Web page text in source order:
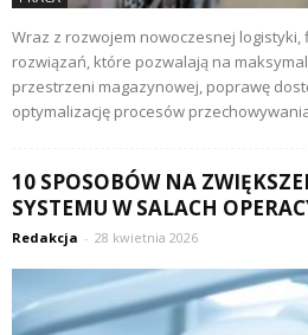
Wraz z rozwojem nowoczesnej logistyki,
rozwiązań, które pozwalają na
przestrzeni magazynowej, poprawę
optymalizację procesów
10 SPOSOBÓW NA
SYSTEMU W SALACH
Redakcja - 28 kwietnia 2026